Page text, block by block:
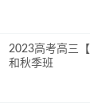
2023高考高三
和秋季班